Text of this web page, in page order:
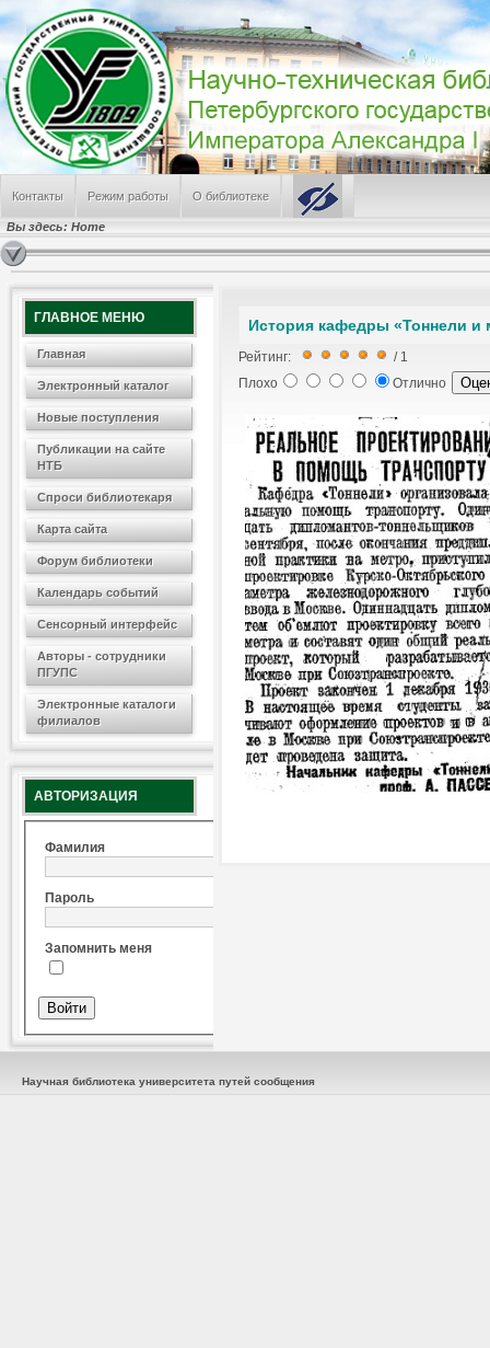
Контакты Режим работы О библиотеке
Вы здесь: Home
ГЛАВНОЕ МЕНЮ
Главная
Электронный каталог
Новые поступления
Публикации на сайте
НТБ
Спроси библиотекаря
Карта сайта
Форум библиотеки
Календарь событий
Сенсорный интерфейс
Авторы - сотрудники
ПГУПС
Электронные каталоги
филиалов
АВТОРИЗАЦИЯ
Фамилия
Пароль
Запомнить меня
История кафедры «Тоннели
Рейтинг:
/ 1
Плохо
Отлично
Научная библиотека университета путей сообщения